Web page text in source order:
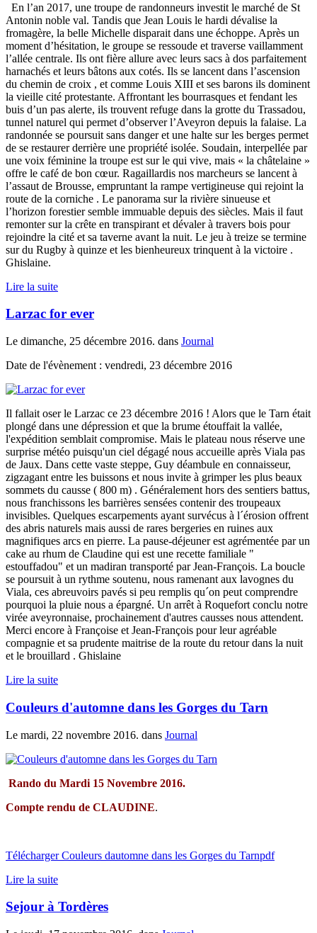
En l’an 2017, une troupe de randonneurs investit le marché de St
Antonin noble val. Tandis que Jean Louis le hardi dévalise la
fromagère, la belle Michelle disparait dans une échoppe. Après un
moment d’hésitation, le groupe se ressoude et traverse vaillamment
l’allée centrale. Ils ont fière allure avec leurs sacs à dos parfaitement
harnachés et leurs bâtons aux cotés. Ils se lancent dans l’ascension
du chemin de croix , et comme Louis XIII et ses barons ils dominent
la vieille cité protestante. Affrontant les bourrasques et fendant les
buis d’un pas alerte, ils trouvent refuge dans la grotte du Trassadou,
tunnel naturel qui permet d’observer l’Aveyron depuis la falaise. La
randonnée se poursuit sans danger et une halte sur les berges permet
de se restaurer derrière une propriété isolée. Soudain, interpellée par
une voix féminine la troupe est sur le qui vive, mais « la châtelaine »
offre le café de bon cœur. Ragaillardis nos marcheurs se lancent à
l’assaut de Brousse, empruntant la rampe vertigineuse qui rejoint la
route de la corniche . Le panorama sur la rivière sinueuse et
l’horizon forestier semble immuable depuis des siècles. Mais il faut
remonter sur la crête en transpirant et dévaler à travers bois pour
rejoindre la cité et sa taverne avant la nuit. Le jeu à treize se termine
sur du Rugby à quinze et les bienheureux trinquent à la victoire .
Ghislaine.
Lire la suite
Larzac for ever
Le dimanche, 25 décembre 2016. dans Journal
Date de l'évènement : vendredi, 23 décembre 2016
Il fallait oser le Larzac ce 23 décembre 2016 ! Alors que le Tarn était
plongé dans une dépression et que la brume étouffait la vallée,
l'expédition semblait compromise. Mais le plateau nous réserve une
surprise météo puisqu'un ciel dégagé nous accueille après Viala pas
de Jaux. Dans cette vaste steppe, Guy déambule en connaisseur,
zigzagant entre les buissons et nous invite à grimper les plus beaux
sommets du causse ( 800 m) . Généralement hors des sentiers battus,
nous franchissons les barrières sensées contenir des troupeaux
invisibles. Quelques escarpements ayant survécus à l´érosion offrent
des abris naturels mais aussi de rares bergeries en ruines aux
magnifiques arcs en pierre. La pause-déjeuner est agrémentée par un
cake au rhum de Claudine qui est une recette familiale "
estouffadou" et un madiran transporté par Jean-François. La boucle
se poursuit à un rythme soutenu, nous ramenant aux lavognes du
Viala, ces abreuvoirs pavés si peu remplis qu´on peut comprendre
pourquoi la pluie nous a épargné. Un arrêt à Roquefort conclu notre
virée aveyronnaise, prochainement d'autres causses nous attendent.
Merci encore à Françoise et Jean-François pour leur agréable
compagnie et sa prudente maitrise de la route du retour dans la nuit
et le brouillard . Ghislaine
Lire la suite
Couleurs d'automne dans les Gorges du Tarn
Le mardi, 22 novembre 2016. dans Journal
Rando du Mardi 15 Novembre 2016.
Compte rendu de CLAUDINE.
Télécharger Couleurs dautomne dans les Gorges du Tarnpdf
Lire la suite
Sejour à Tordères